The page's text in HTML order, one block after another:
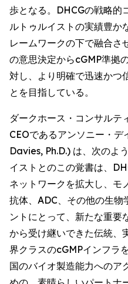
歩となる。DHCGの戦略的
ルトゥルイストの実績豊か
レームワークの下で融合さ
の意思決定からcGMP準拠
対し、より明確で迅速かつ
とを目指している。
ダークホース・コンサルテ
CEOであるアンソニー・
Davies, Ph.D.) は、次のよ
イストとのこの覚書は、
ネットワークを拡大し、モ
抗体、ADC、その他の生物
ントにとって、新たな重要
から受け継いできた伝統、
界クラスのcGMPインフラ
国のバイオ製造能力へのア